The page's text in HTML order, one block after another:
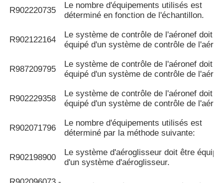
R902220735
Le nombre d'équipements utilisés est
déterminé en fonction de l'échantillon.
R902122164
Le système de contrôle de l'aéronef doit
équipé d'un système de contrôle de
R987209795
Le système de contrôle de l'aéronef doit
équipé d'un système de contrôle de
R902229358
Le système de contrôle de l'aéronef doit
équipé d'un système de contrôle de
R902071796
Le nombre d'équipements utilisés est
déterminé par la méthode suivante:
R902198900
Le système d'aéroglisseur doit être équipé
d'un système d'aéroglisseur.